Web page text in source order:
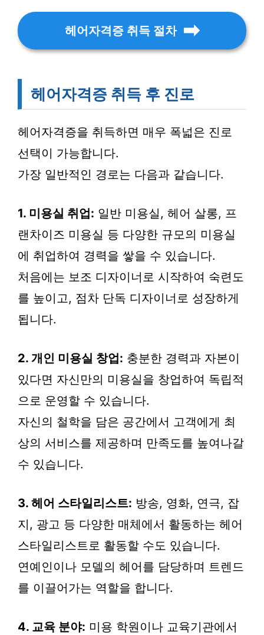
헤어자격증 취득 절차
헤어자격증 취득 후 진로
헤어자격증을 취득하면 매우 폭넓은 진로
선택이 가능합니다.
가장 일반적인 경로는 다음과 같습니다.
1. 미용실 취업: 일반 미용실, 헤어 살롱, 프
랜차이즈 미용실 등 다양한 규모의 미용실
에 취업하여 경력을 쌓을 수 있습니다.
처음에는 보조 디자이너로 시작하여 숙련도
를 높이고, 점차 단독 디자이너로 성장하게
됩니다.
2. 개인 미용실 창업: 충분한 경력과 자본이
있다면 자신만의 미용실을 창업하여 독립적
으로 운영할 수 있습니다.
자신의 철학을 담은 공간에서 고객에게 최
상의 서비스를 제공하며 만족도를 높여나갈
수 있습니다.
3. 헤어 스타일리스트: 방송, 영화, 연극, 잡
지, 광고 등 다양한 매체에서 활동하는 헤어
스타일리스트로 활동할 수도 있습니다.
연예인이나 모델의 헤어를 담당하며 트렌드
를 이끌어가는 역할을 합니다.
4. 교육 분야: 미용 학원이나 교육기관에서